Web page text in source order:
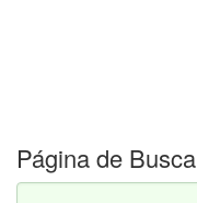
Página de Busca